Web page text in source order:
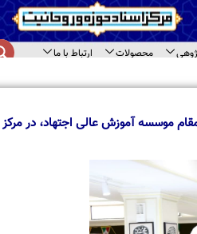
محصولات
ارتباط با ما
موسسه آموزش عالی اجتهاد، در مرکز